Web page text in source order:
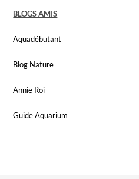
BLOGS AMIS
Aquadébutant
Blog Nature
Annie Roi
Guide Aquarium